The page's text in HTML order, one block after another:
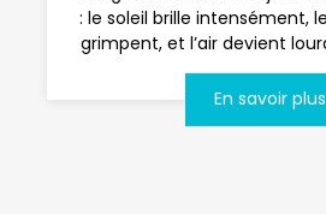
: le soleil brille intensément,
grimpent, et l’air devient
En savoir plus